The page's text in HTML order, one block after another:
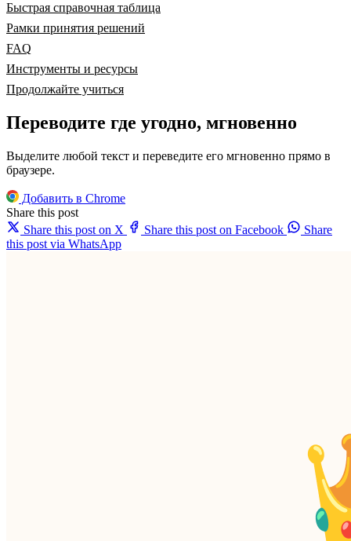
Быстрая справочная таблица
Рамки принятия решений
FAQ
Инструменты и ресурсы
Продолжайте учиться
Переводите где угодно, мгновенно
Выделите любой текст и переведите его мгновенно прямо в
браузере.
Добавить в Chrome
Share this post
Share this post on X
Share this post on Facebook
Share
this post via WhatsApp